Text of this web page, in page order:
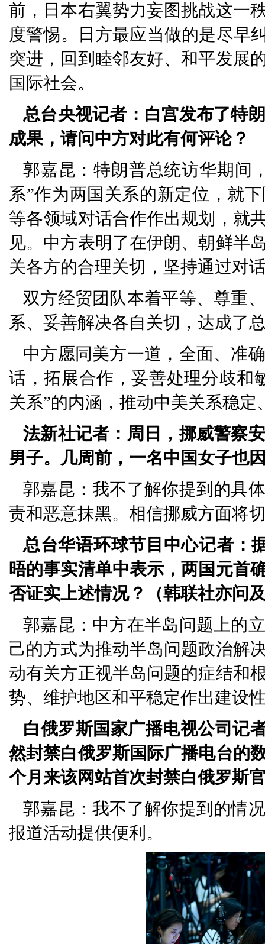
前，日本右翼势力妄图挑战这一
度警惕。日方最应当做的是尽早
突进，回到睦邻友好、和平发展
国际社会。
总台央视记者：白宫发布了特
成果，请问中方对此有何评论？
郭嘉昆：特朗普总统访华期间
系”作为两国关系的新定位，就
等各领域对话合作作出规划，就
见。中方表明了在伊朗、朝鲜半
关各方的合理关切，坚持通过对
双方经贸团队本着平等、尊重
系、妥善解决各自关切，达成了
中方愿同美方一道，全面、准
话，拓展合作，妥善处理分歧和
关系”的内涵，推动中美关系稳
法新社记者：周日，挪威警察
男子。几周前，一名中国女子也
郭嘉昆：我不了解你提到的具
责和恶意抹黑。相信挪威方面将
总台华语环球节目中心记者：
晤的事实清单中表示，两国元首
否证实上述情况？（韩联社亦问
郭嘉昆：中方在半岛问题上的
己的方式为推动半岛问题政治解
动有关方正视半岛问题的症结和
势、维护地区和平稳定作出建设
白俄罗斯国家广播电视公司记
然封禁白俄罗斯国际广播电台的
个月来该网站首次封禁白俄罗斯
郭嘉昆：我不了解你提到的情
报道活动提供便利。